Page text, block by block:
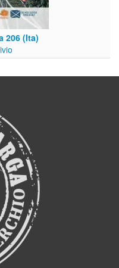
206 (Ita)